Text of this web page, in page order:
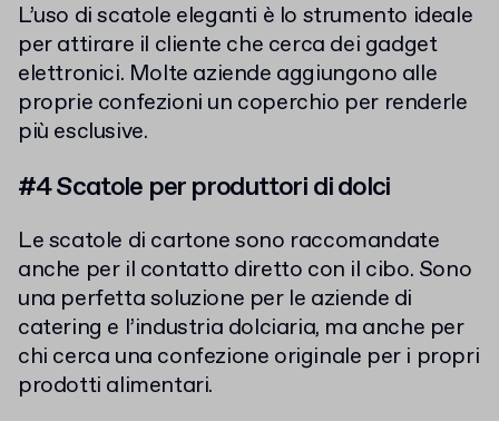
L’uso di scatole eleganti è lo strumento ideale
per attirare il cliente che cerca dei gadget
elettronici. Molte aziende aggiungono alle
proprie confezioni un coperchio per renderle
più esclusive.
#4 Scatole per produttori di dolci
Le scatole di cartone sono raccomandate
anche per il contatto diretto con il cibo. Sono
una perfetta soluzione per le aziende di
catering e l’industria dolciaria, ma anche per
chi cerca una confezione originale per i propri
prodotti alimentari.